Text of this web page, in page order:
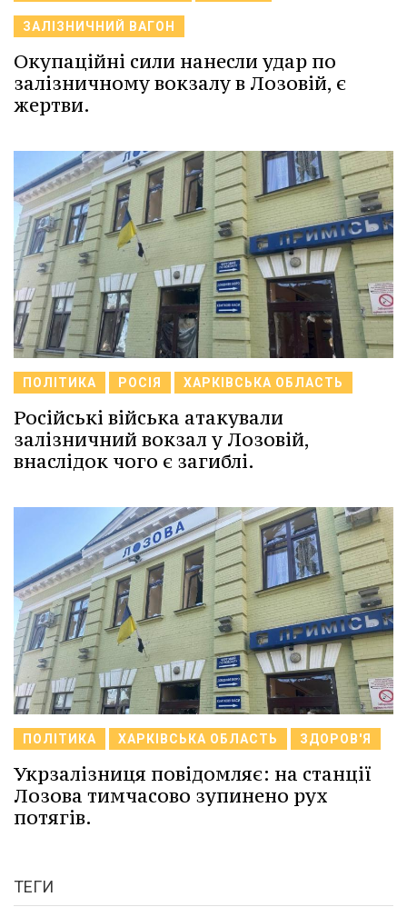
ЗАЛІЗНИЧНИЙ ВАГОН
Окупаційні сили нанесли удар по
залізничному вокзалу в Лозовій, є
жертви.
ПОЛІТИКА РОСІЯ ХАРКІВСЬКА ОБЛАСТЬ
Російські війська атакували
залізничний вокзал у Лозовій,
внаслідок чого є загиблі.
ПОЛІТИКА ХАРКІВСЬКА ОБЛАСТЬ ЗДОРОВ'Я
Укрзалізниця повідомляє: на станції
Лозова тимчасово зупинено рух
потягів.
ТЕГИ